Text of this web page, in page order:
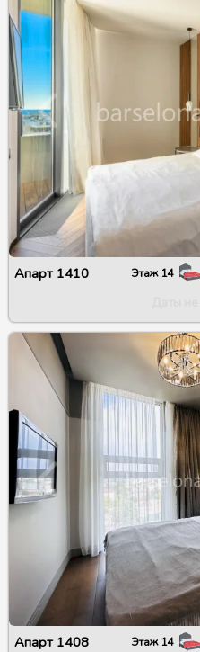
Апарт 1410 Этаж 14
Апарт 1408 Этаж 14